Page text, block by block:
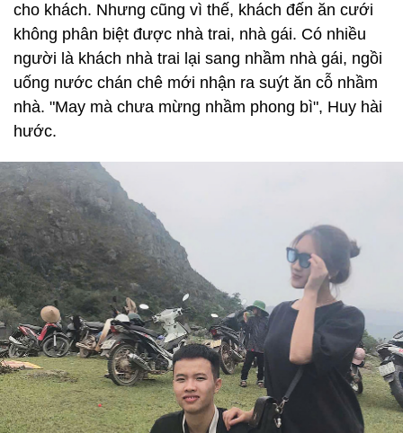
cho khách. Nhưng cũng vì thế, khách đến ăn cưới
không phân biệt được nhà trai, nhà gái. Có nhiều
người là khách nhà trai lại sang nhầm nhà gái, ngồi
uống nước chán chê mới nhận ra suýt ăn cỗ nhầm
nhà. "May mà chưa mừng nhầm phong bì", Huy hài
hước.